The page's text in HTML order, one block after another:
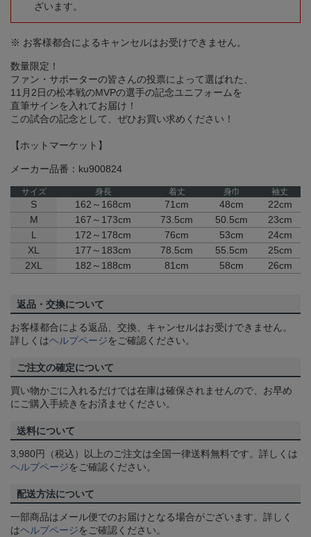
ざいます。
※ お客様都合によるキャンセルはお受けできません。
数量限定！
ファン・サポーターの皆さんの投票によって選ばれた、
11月2日の松本戦のMVPの選手の記念ユニフォームを
直筆サインを入れてお届け！
この試合の記念として、ぜひお買い求めください！
【ホットマーケット】
メーカー品番：ku900824
サイズ 身長 着丈 身巾 袖丈
S 162～168cm 71cm 48cm
22cm
M
167～173cm 73.5cm 50.5cm
23cm
L
172～178cm 76cm 53cm
24cm
XL
177～183cm 78.5cm 55.5cm
25cm
2XL
182～188cm 81cm 58cm 26cm
返品・交換について
お客様都合による返品、交換、キャンセルはお受けできません。
詳しくはヘルプページをご確認ください。
ご注文の確定について
買い物かごに入れるだけでは在庫は確保されませんので、お早め
にご購入手続きをお済ませください。
送料について
3,980円（税込）以上のご注文は全国一律送料無料です。詳しくは
ヘルプページをご確認ください。
配送方法について
一部商品はメール便でのお届けとなる場合がございます。詳しく
はヘルプページをご確認ください。